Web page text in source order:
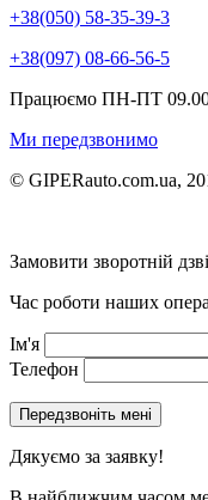
+38(050) 58-35-39-3
+38(097) 08-66-56-5
Працюємо ПН-ПТ
Ми передзвонимо
© GIPERauto.com.ua,
Замовити зворотній
Час роботи наших
Ім'я
Телефон
Дякуємо за заявку!